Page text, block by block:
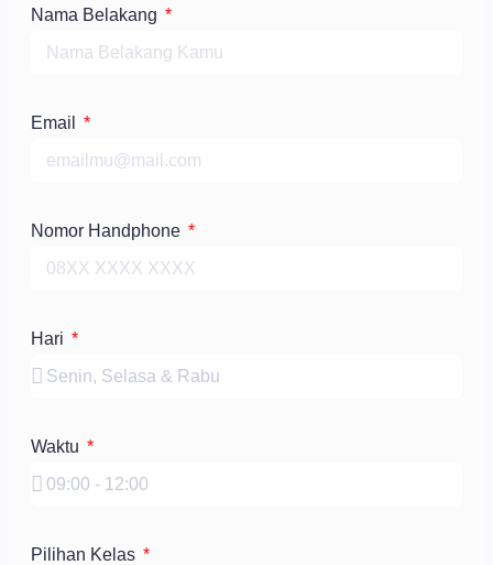
Nama Belakang
Email
Nomor Handphone
Hari
Waktu
Pilihan Kelas